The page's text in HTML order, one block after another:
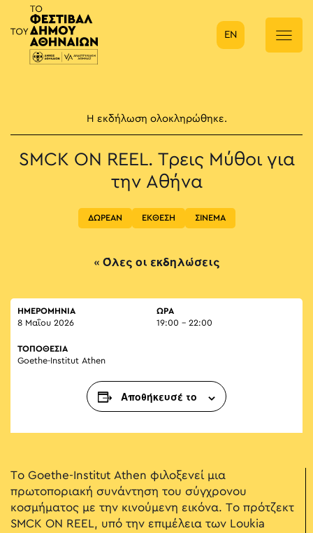
Κύρια πλοήγηση
EN
Η εκδήλωση ολοκληρώθηκε.
SMCK ON REEL. Τρεις Μύθοι για
την Αθήνα
ΔΩΡΕΑΝ ΕΚΘΕΣΗ ΣΙΝΕΜΑ
« Όλες οι εκδηλώσεις
ΗΜΕΡΟΜΗΝΙΑ
8 Μαΐου 2026
ΏΡΑ
19:00 - 22:00
ΤΟΠΟΘΕΣΙΑ
Goethe-Institut Athen
Αποθήκευσέ το
Το Goethe-Institut Athen φιλοξενεί μια
πρωτοποριακή συνάντηση του σύγχρονου
κοσμήματος με την κινούμενη εικόνα. Το πρότζεκτ
SMCK ON REEL, υπό την επιμέλεια των Loukia